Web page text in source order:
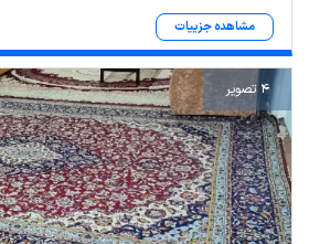
مشاهده جزییات
4 تصویر